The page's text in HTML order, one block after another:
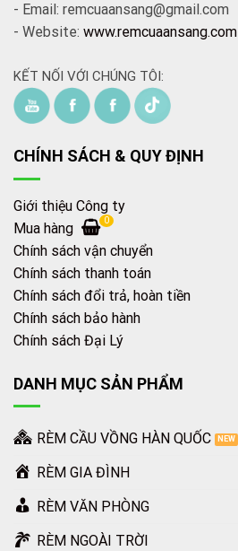
- Email: remcuaansang@gmail.com
- Website: www.remcuaansang.com
KẾT NỐI VỚI CHÚNG TÔI:
CHÍNH SÁCH & QUY ĐỊNH
Giới thiệu Công ty
Mua hàng
0
Chính sách vận chuyển
Chính sách thanh toán
Chính sách đổi trả, hoàn tiền
Chính sách bảo hành
Chính sách Đại Lý
DANH MỤC SẢN PHẨM
RÈM CẦU VỒNG HÀN QUỐC
RÈM GIA ĐÌNH
RÈM VĂN PHÒNG
RÈM NGOÀI TRỜI